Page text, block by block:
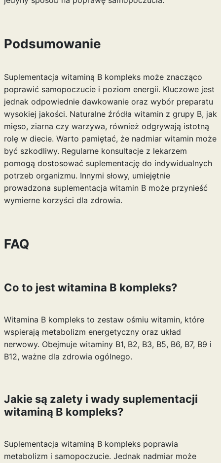
Podsumowanie
Suplementacja witaminą B kompleks może znacząco
poprawić samopoczucie i poziom energii. Kluczowe jest
jednak odpowiednie dawkowanie oraz wybór preparatu
wysokiej jakości. Naturalne źródła witamin z grupy B, jak
mięso, ziarna czy warzywa, również odgrywają istotną
rolę w diecie. Warto pamiętać, że nadmiar witamin może
być szkodliwy. Regularne konsultacje z lekarzem
pomogą dostosować suplementację do indywidualnych
potrzeb organizmu. Innymi słowy, umiejętnie
prowadzona suplementacja witamin B może przynieść
wymierne korzyści dla zdrowia.
FAQ
Co to jest witamina B kompleks?
Witamina B kompleks to zestaw ośmiu witamin, które
wspierają metabolizm energetyczny oraz układ
nerwowy. Obejmuje witaminy B1, B2, B3, B5, B6, B7, B9 i
B12, ważne dla zdrowia ogólnego.
Jakie są zalety i wady suplementacji
witaminą B kompleks?
Suplementacja witaminą B kompleks poprawia
metabolizm i samopoczucie. Jednak nadmiar może